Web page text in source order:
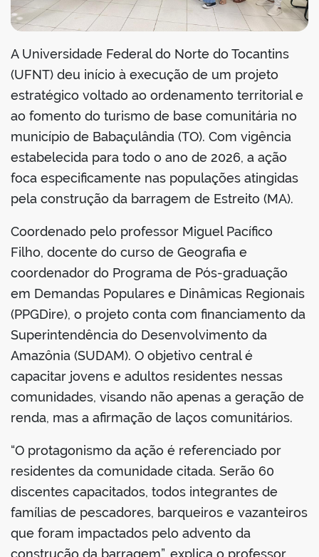
portal
A Universidade Federal do Norte do Tocantins
(UFNT) deu início à execução de um projeto
estratégico voltado ao ordenamento territorial e
ao fomento do turismo de base comunitária no
município de Babaçulândia (TO). Com vigência
estabelecida para todo o ano de 2026, a ação
foca especificamente nas populações atingidas
pela construção da barragem de Estreito (MA).
Coordenado pelo professor Miguel Pacífico
Filho, docente do curso de Geografia e
coordenador do Programa de Pós-graduação
em Demandas Populares e Dinâmicas Regionais
(PPGDire), o projeto conta com financiamento da
Superintendência do Desenvolvimento da
Amazônia (SUDAM). O objetivo central é
capacitar jovens e adultos residentes nessas
comunidades, visando não apenas a geração de
renda, mas a afirmação de laços comunitários.
“O protagonismo da ação é referenciado por
residentes da comunidade citada. Serão 60
discentes capacitados, todos integrantes de
famílias de pescadores, barqueiros e vazanteiros
que foram impactados pelo advento da
construção da barragem”, explica o professor